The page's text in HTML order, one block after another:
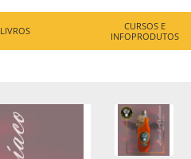
LIVROS
CURSOS E
INFOPRODUTOS